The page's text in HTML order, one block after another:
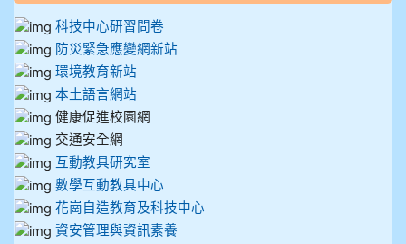
科技中心研習問卷
防災緊急應變網新站
環境教育新站
本土語言網站
健康促進校園網
交通安全網
互動教具研究室
數學互動教具中心
花崗自造教育及科技中心
資安管理與資訊素養